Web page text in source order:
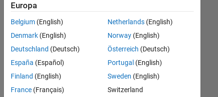
Ihren
Suchkriterien
entsprechen.
können
die
Suchkriterien
weiter
fassen
Europa
Belgium (English)
Denmark (English)
Deutschland (Deutsch)
España (Español)
Finland (English)
France (Français)
Netherlands(English)
Norway(English)
Österreich (Deutsch)
Portugal (English)
Sweden (English)
Switzerland